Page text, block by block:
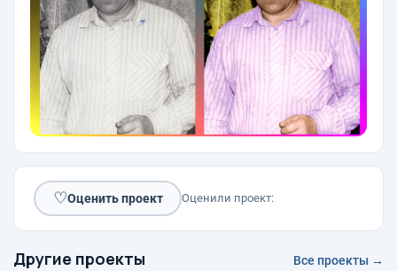
♡Оценить проект Оценили проект:
Другие проекты Все проекты →